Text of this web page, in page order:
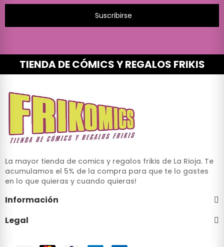
Suscribirse
TIENDA DE CÓMICS Y REGALOS FRIKIS
La mayor tienda de comics y regalos frikis de La Rioja. Te
acumulamos el 5% de la compra para que te lo gastes
en lo que quieras y cuando quieras!
Información
Legal